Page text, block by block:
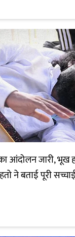
आंदोलन जारी,
ने बताई पूरी